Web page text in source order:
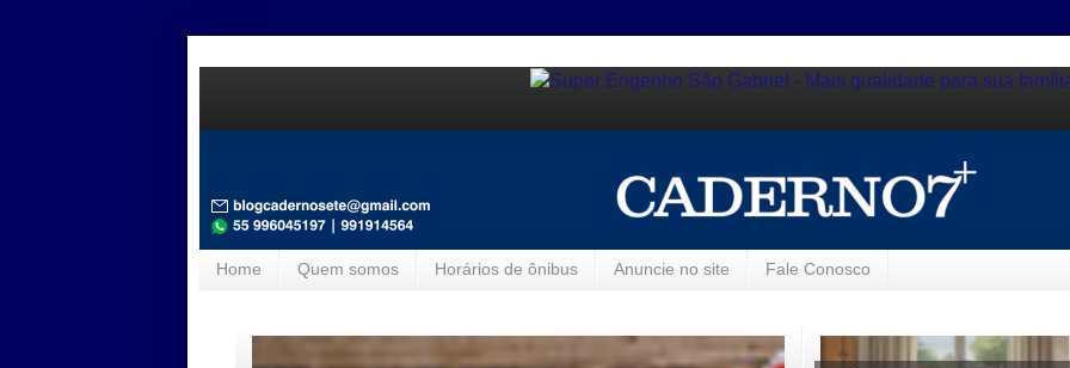
Home Quem somos Horários de ônibus Anuncie no site Fale Conosco